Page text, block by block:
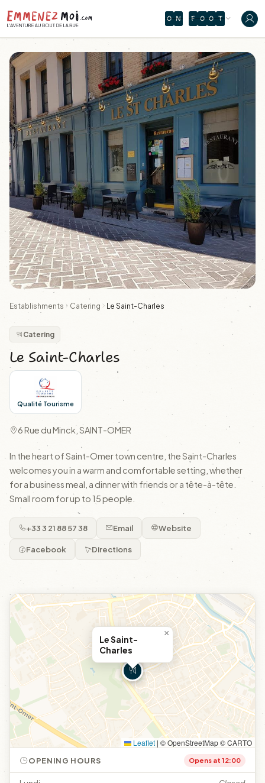
L J C W F
Establishments Catering Le Saint-Charles
Catering
Le Saint-Charles
Qualité Tourisme
6 Rue du Minck, SAINT-OMER
In the heart of Saint-Omer town centre, the Saint-Charles
welcomes you in a warm and comfortable setting, whether
for a business meal, a dinner with friends or a tête-à-tête.
Small room for up to 15 people.
+33 3 21 88 57 38 Email Website
Facebook Directions
Le Saint-
Charles
×
Leaflet | © OpenStreetMap © CARTO
OPENING HOURS Opens at 12:00